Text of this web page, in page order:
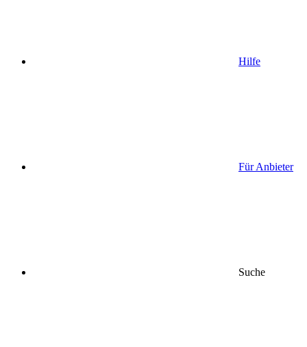
Hilfe
Für Anbieter
Suche